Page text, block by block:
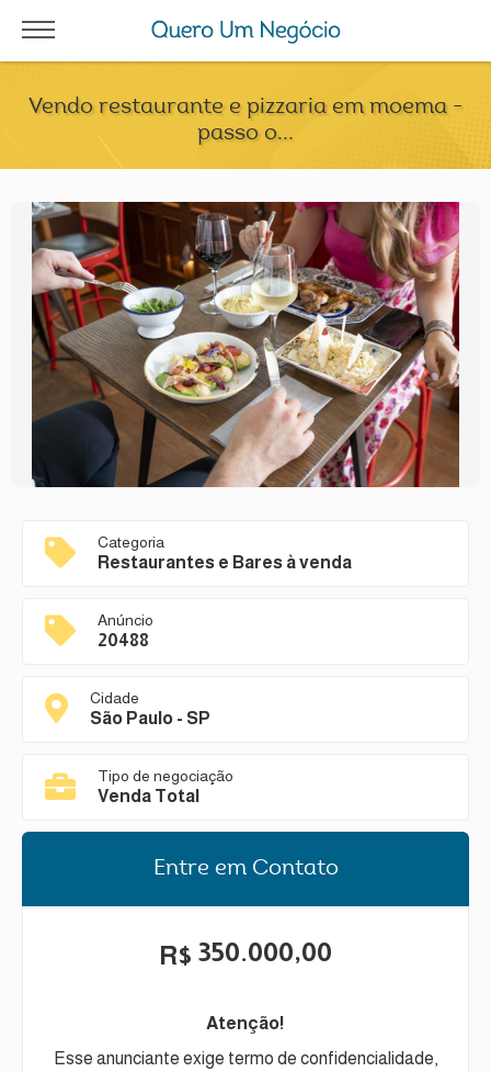
Vendo restaurante e pizzaria em moema -
passo o...
Categoria
Restaurantes e Bares à venda
Anúncio
20488
Cidade
São Paulo - SP
Tipo de negociação
Venda Total
Entre em Contato
R$ 350.000,00
Atenção!
Esse anunciante exige termo de confidencialidade,